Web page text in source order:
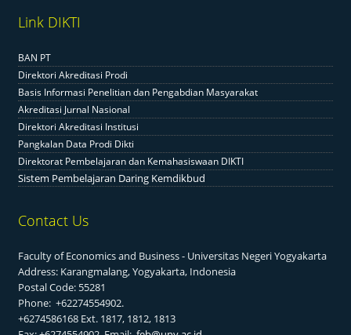
Link DIKTI
BAN PT
Direktori Akreditasi Prodi
Basis Informasi Penelitian dan Pengabdian Masyarakat
Akreditasi Jurnal Nasional
Direktori Akreditasi Institusi
Pangkalan Data Prodi Dikti
Direktorat Pembelajaran dan Kemahasiswaan DIKTI
Sistem Pembelajaran Daring Kemdikbud
Contact Us
Faculty of Economics and Business - Universitas Negeri Yogyakarta
Address: Karangmalang, Yogyakarta, Indonesia
Postal Code: 55281
Phone: +62274554902.
+6274586168 Ext. 1817, 1812, 1813